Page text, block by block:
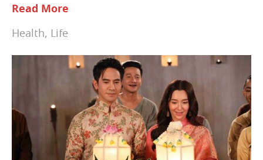
Read More
Health, Life